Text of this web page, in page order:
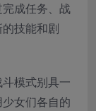
成任务、战
技能和剧
模式别具一
女们各自的